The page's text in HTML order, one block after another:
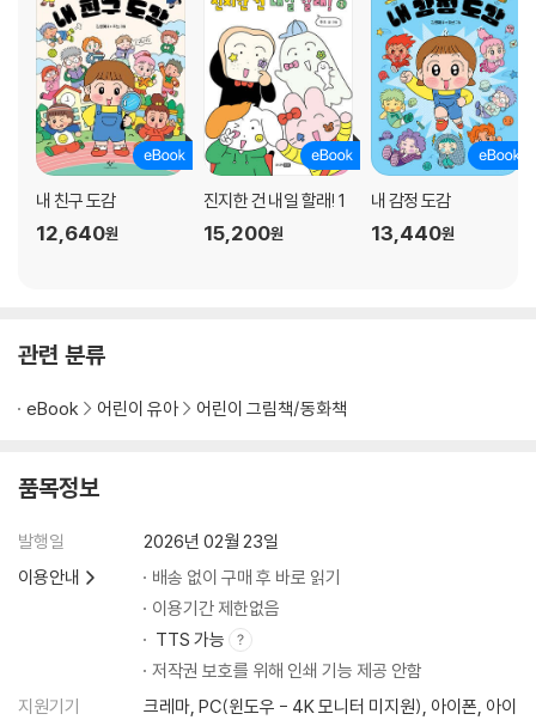
내 친구 도감
12,640원
진지한 건 내일 할래! 1
15,200원
내 감정 도감
13,440원
관련 분류
eBook 어린이 유아 어린이 그림책/동화책
품목정보
발행일
2026년 02월 23일
이용안내
배송 없이 구매 후 바로 읽기
이용기간 제한없음
TTS 가능
저작권 보호를 위해 인쇄 기능 제공 안함
지원기기
크레마, PC(윈도우 - 4K 모니터 미지원), 아이폰, 아이